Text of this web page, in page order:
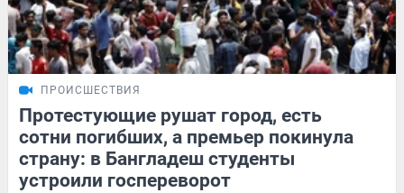
ПРОИСШЕСТВИЯ
Протестующие рушат город, есть
сотни погибших, а премьер покинула
страну: в Бангладеш студенты
устроили госпереворот